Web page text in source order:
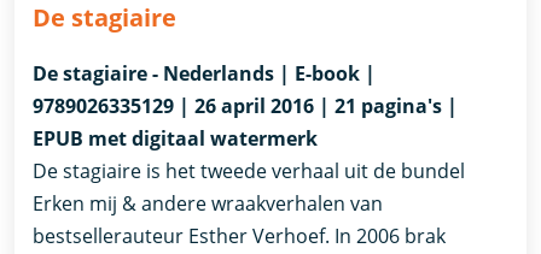
De stagiaire
De stagiaire - Nederlands | E-book |
9789026335129 | 26 april 2016 | 21 pagina's |
EPUB met digitaal watermerk
De stagiaire is het tweede verhaal uit de bundel
Erken mij & andere wraakverhalen van
bestsellerauteur Esther Verhoef. In 2006 brak